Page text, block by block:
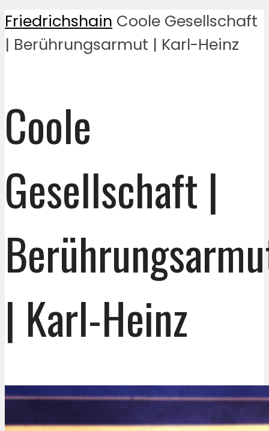
Friedrichshain Coole Gesellschaft
| Berührungsarmut | Karl-Heinz
Coole
Gesellschaft |
| Karl-Heinz